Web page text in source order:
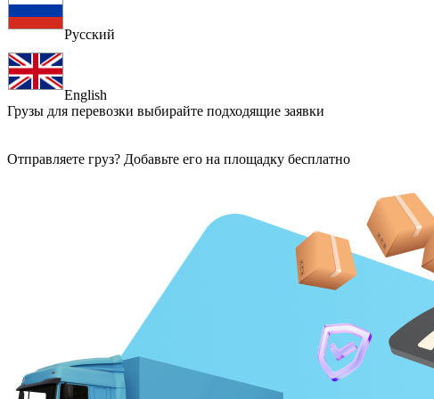
Русский
English
Грузы для перевозки выбирайте подходящие заявки
Отправляете груз? Добавьте его на площадку бесплатно